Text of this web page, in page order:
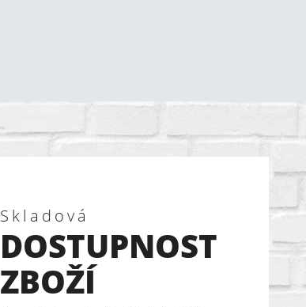
Skladová
DOSTUPNOST
ZBOŽÍ